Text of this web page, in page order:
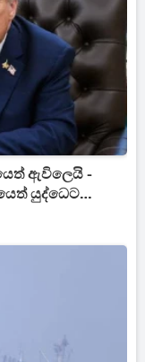
ඇවිලෙයි -
යුද්ධෙට